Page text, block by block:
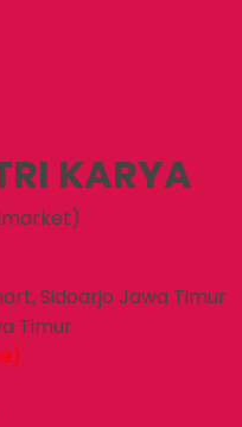
KARYA
Sidoarjo Jawa Timur
Timur